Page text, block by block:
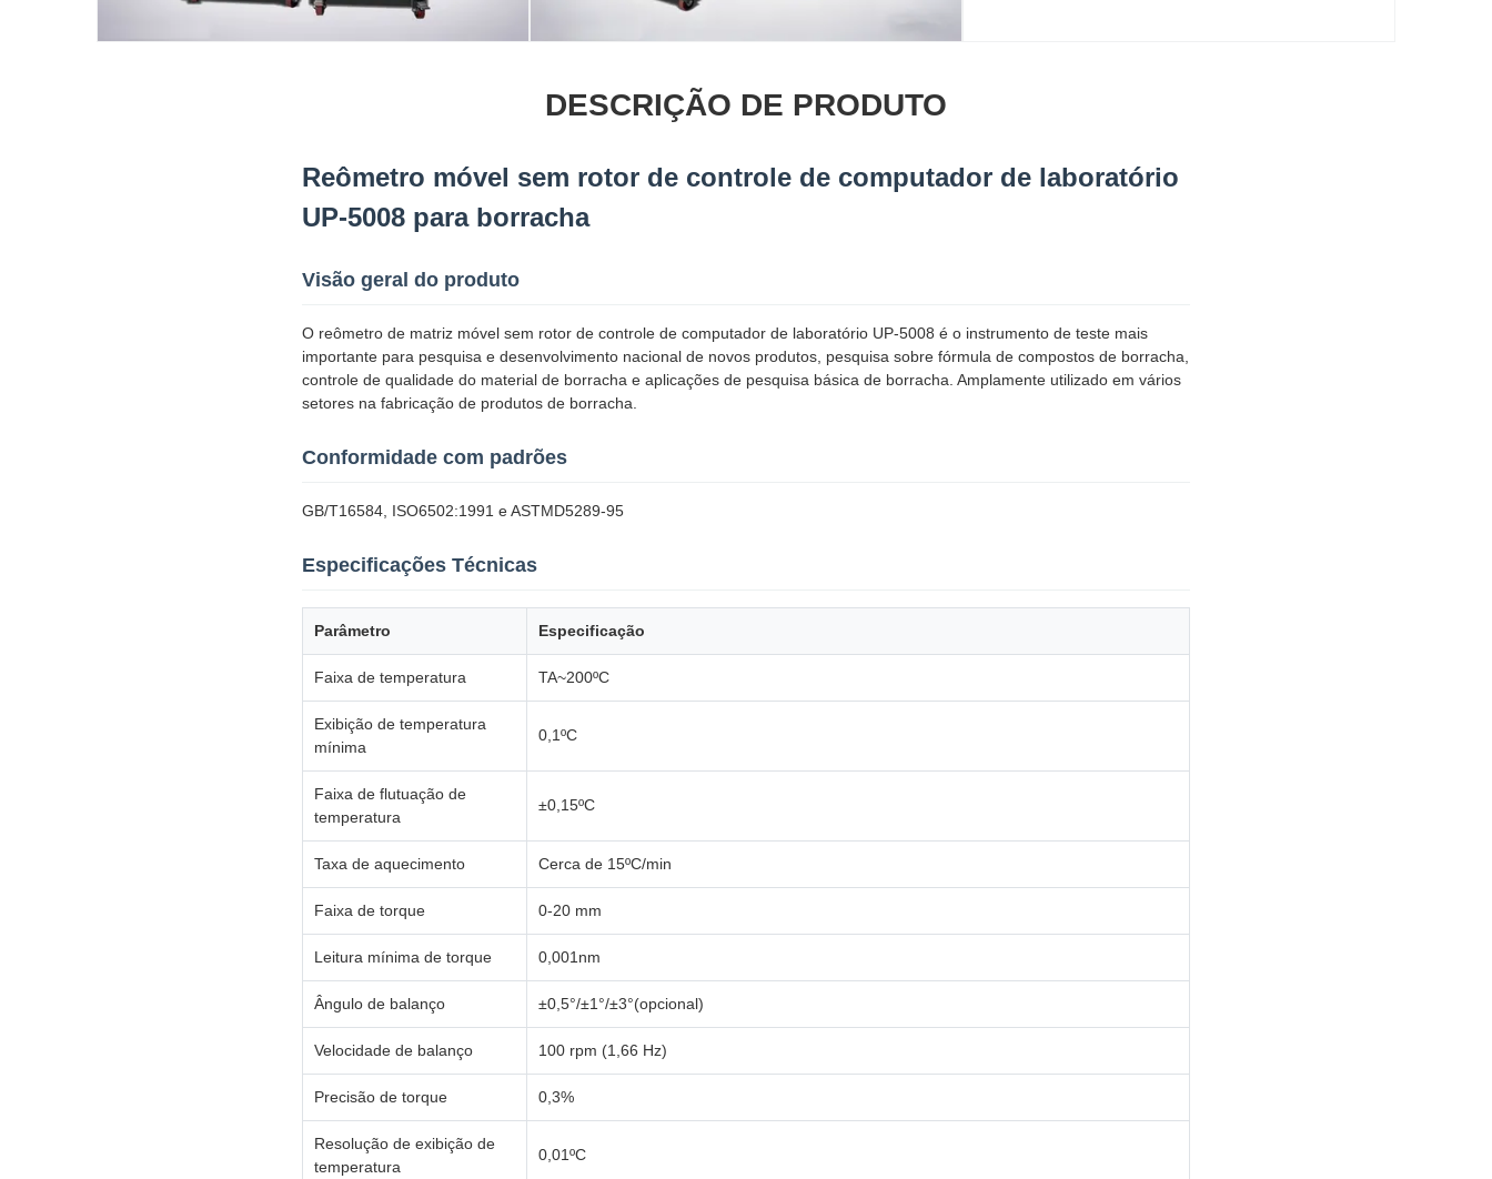
DESCRIÇÃO DE PRODUTO
Reômetro móvel sem rotor de controle de computador de laboratório
UP-5008 para borracha
Visão geral do produto
O reômetro de matriz móvel sem rotor de controle de computador de laboratório UP-5008 é o instrumento de teste mais
importante para pesquisa e desenvolvimento nacional de novos produtos, pesquisa sobre fórmula de compostos de borracha,
controle de qualidade do material de borracha e aplicações de pesquisa básica de borracha. Amplamente utilizado em vários
setores na fabricação de produtos de borracha.
Conformidade com padrões
GB/T16584, ISO6502:1991 e ASTMD5289-95
Especificações Técnicas
Parâmetro Especificação
Faixa de temperatura TA~200ºC
Exibição de temperatura
mínima
0,1ºC
Faixa de flutuação de
temperatura
±0,15ºC
Taxa de aquecimento Cerca de 15ºC/min
Faixa de torque 0-20 mm
Leitura mínima de torque 0,001nm
Ângulo de balanço ±0,5°/±1°/±3°(opcional)
Velocidade de balanço 100 rpm (1,66 Hz)
Precisão de torque 0,3%
Resolução de exibição de
temperatura
0,01ºC